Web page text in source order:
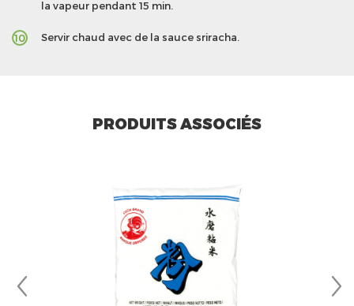
la vapeur pendant 15 min.
10 Servir chaud avec de la sauce sriracha.
PRODUITS ASSOCIÉS